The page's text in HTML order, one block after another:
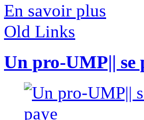
En savoir plus
Old Links
Un pro-UMP|| se